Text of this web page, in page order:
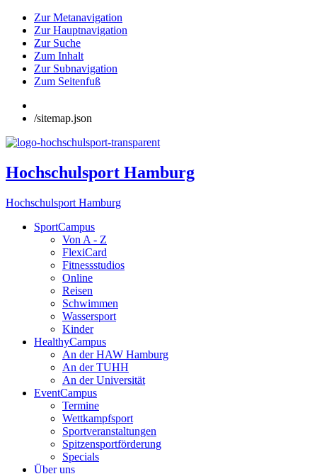
Zur Metanavigation
Zur Hauptnavigation
Zur Suche
Zum Inhalt
Zur Subnavigation
Zum Seitenfuß
/sitemap.json
Hochschulsport Hamburg
Hochschulsport Hamburg
SportCampus
Von A - Z
FlexiCard
Fitnessstudios
Online
Reisen
Schwimmen
Wassersport
Kinder
HealthyCampus
An der HAW Hamburg
An der TUHH
An der Universität
EventCampus
Termine
Wettkampfsport
Sportveranstaltungen
Spitzensportförderung
Specials
Über uns